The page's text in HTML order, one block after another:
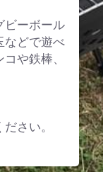
ビーボール
などで遊べ
や鉄棒、
さい。